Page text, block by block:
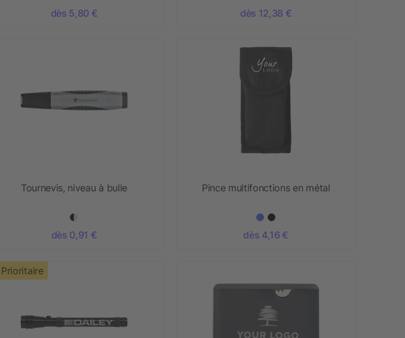
dès 5,80 € dès 12,38 €
Tournevis, niveau à bulle
dès 0,91 €
Pince multifonctions en métal
dès 4,16 €
Prioritaire